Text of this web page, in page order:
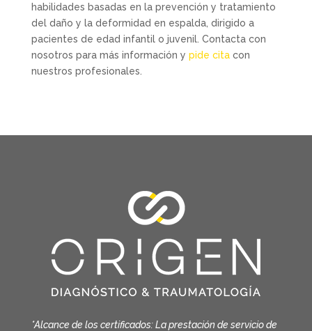
habilidades basadas en la prevención y tratamiento
del daño y la deformidad en espalda, dirigido a
pacientes de edad infantil o juvenil. Contacta con
nosotros para más información y pide citacon
nuestros profesionales.
*Alcance de los certificados: La prestación de servicio de